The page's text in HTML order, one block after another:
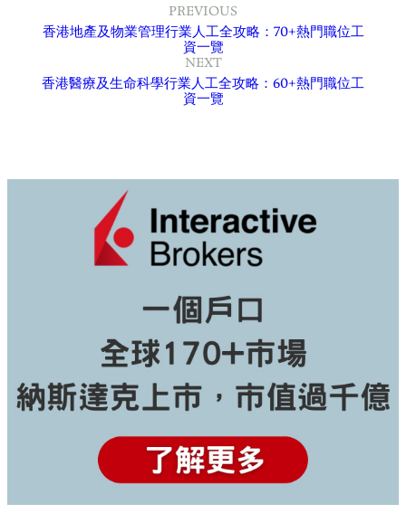
PREVIOUS
香港地產及物業管理行業人工全攻略：70+熱門職位工
資一覽
NEXT
香港醫療及生命科學行業人工全攻略：60+熱門職位工
資一覽